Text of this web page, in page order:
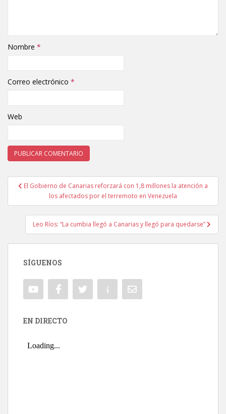
Nombre *
Correo electrónico *
Web
Navegación de entradas
El Gobierno de Canarias reforzará con 1,8 millones la atención a
los afectados por el terremoto en Venezuela
Leo Ríos: “La cumbia llegó a Canarias y llegó para quedarse”
SÍGUENOS
EN DIRECTO